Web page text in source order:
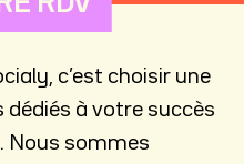
c’est choisir une
dédiés à votre succès
Nous sommes